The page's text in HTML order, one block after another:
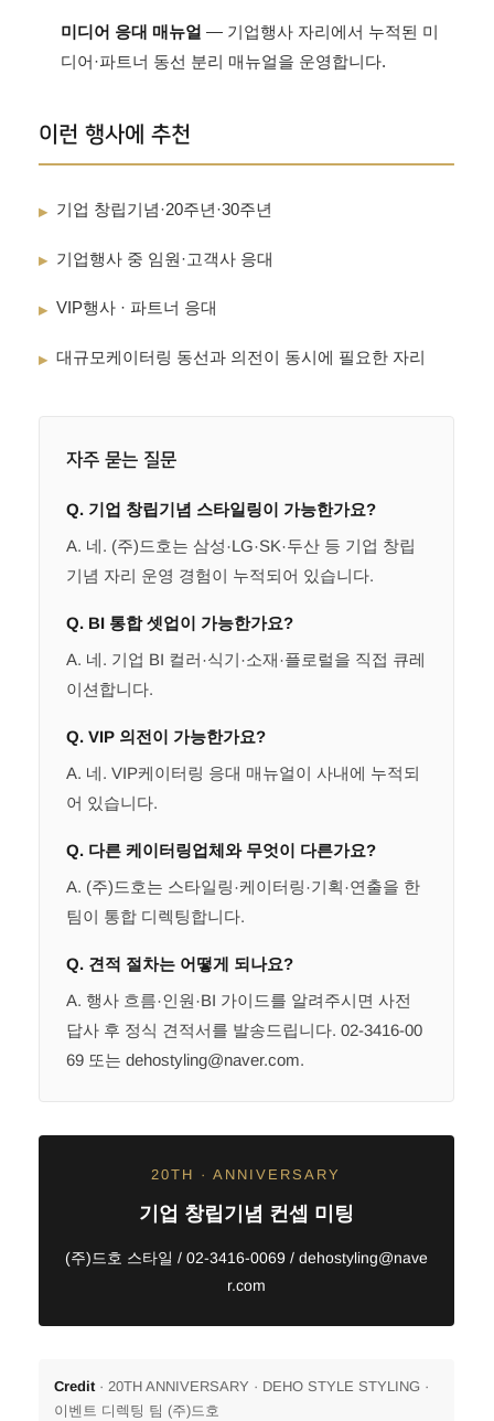
미디어 응대 매뉴얼 — 기업행사 자리에서 누적된 미
디어·파트너 동선 분리 매뉴얼을 운영합니다.
이런 행사에 추천
▸ 기업 창립기념·20주년·30주년
▸ 기업행사 중 임원·고객사 응대
▸ VIP행사 · 파트너 응대
▸ 대규모케이터링 동선과 의전이 동시에 필요한 자리
자주 묻는 질문
Q. 기업 창립기념 스타일링이 가능한가요?
A. 네. (주)드호는 삼성·LG·SK·두산 등 기업 창립
기념 자리 운영 경험이 누적되어 있습니다.
Q. BI 통합 셋업이 가능한가요?
A. 네. 기업 BI 컬러·식기·소재·플로럴을 직접 큐레
이션합니다.
Q. VIP 의전이 가능한가요?
A. 네. VIP케이터링 응대 매뉴얼이 사내에 누적되
어 있습니다.
Q. 다른 케이터링업체와 무엇이 다른가요?
A. (주)드호는 스타일링·케이터링·기획·연출을 한
팀이 통합 디렉팅합니다.
Q. 견적 절차는 어떻게 되나요?
A. 행사 흐름·인원·BI 가이드를 알려주시면 사전
답사 후 정식 견적서를 발송드립니다. 02-3416-00
69 또는 dehostyling@naver.com.
20TH · ANNIVERSARY
기업 창립기념 컨셉 미팅
(주)드호 스타일 / 02-3416-0069 / dehostyling@nave
r.com
Credit · 20TH ANNIVERSARY · DEHO STYLE STYLING ·
이벤트 디렉팅 팀 (주)드호